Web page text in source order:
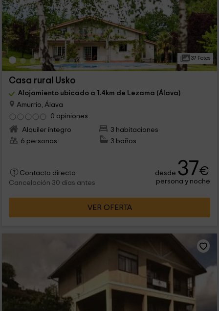
37 Fotos
Casa rural Usko
Alojamiento ubicado a 1.4km de Lezama (Álava)
Amurrio, Álava
0 opiniones
Alquiler íntegro
3 habitaciones
6 personas
3 baños
Contacto directo
Cancelación 30 días antes
desde 37€
persona y noche
VER OFERTA